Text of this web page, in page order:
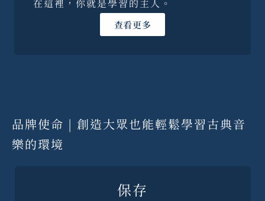
在這裡，你就是學習的主人。
查看更多
品牌使命 | 創造大眾也能輕鬆學習古典音
樂的環境
保存